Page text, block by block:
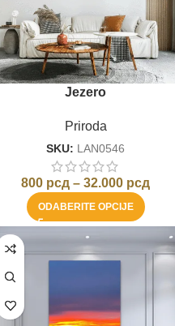
Jezero
Priroda
SKU: LAN0546
800 рсд – 32.000 рсд
ODABERITE OPCIJE